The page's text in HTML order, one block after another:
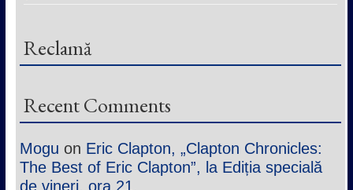
Reclamă
Recent Comments
Mogu on Eric Clapton, „Clapton Chronicles:
The Best of Eric Clapton”, la Ediția specială
de vineri, ora 21.